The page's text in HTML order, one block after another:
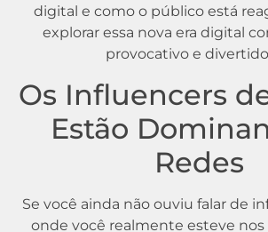
digital e como o público está
explorar essa nova era digital
provocativo e
Os Influencers
Estão
Redes
Se você ainda não ouviu falar de
onde você realmente esteve